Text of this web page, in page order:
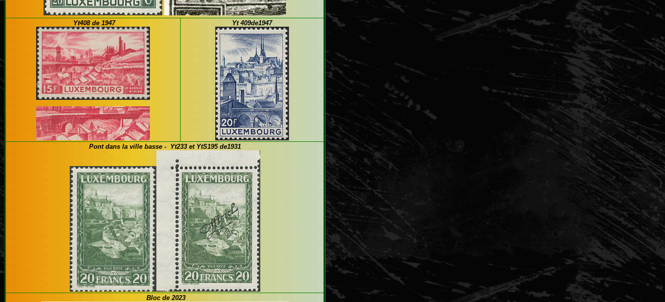
Yt408 de 1947 Yt 409de1947
Pont dans la ville basse - Yt233 et YtS195 de1931
Bloc de 2023